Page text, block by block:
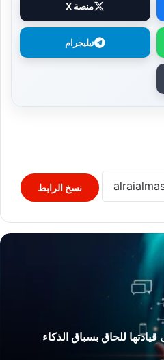
منصة X
تيليجرام
نسخ الرابط
للحاق بسباق الذكاء